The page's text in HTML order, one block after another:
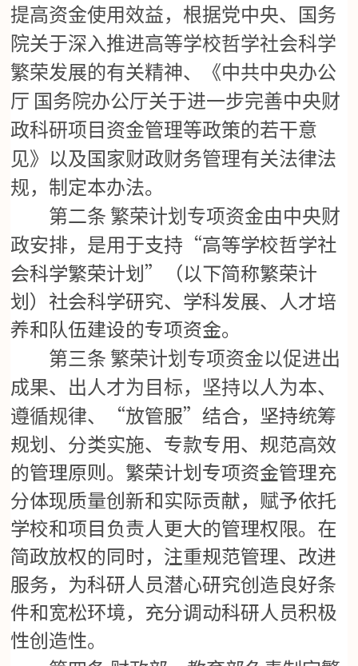
提高资金使用效益，根据党中央、国务
院关于深入推进高等学校哲学社会科学
繁荣发展的有关精神、《中共中央办公
厅 国务院办公厅关于进一步完善中央财
政科研项目资金管理等政策的若干意
见》以及国家财政财务管理有关法律法
规，制定本办法。
第二条 繁荣计划专项资金由中央财
政安排，是用于支持 “高等学校哲学社
会科学繁荣计划”（以下简称繁荣计
划）社会科学研究、学科发展、人才培
养和队伍建设的专项资金。
第三条 繁荣计划专项资金以促进出
成果、出人才为目标，坚持以人为本、
遵循规律、
“放管服”结合，坚持统筹
规划、分类实施、专款专用、规范高效
的管理原则。繁荣计划专项资金管理充
分体现质量创新和实际贡献，赋予依托
学校和项目负责人更大的管理权限。在
简政放权的同时，注重规范管理、改进
服务，为科研人员潜心研究创造良好条
件和宽松环境，充分调动科研人员积极
性创造性。